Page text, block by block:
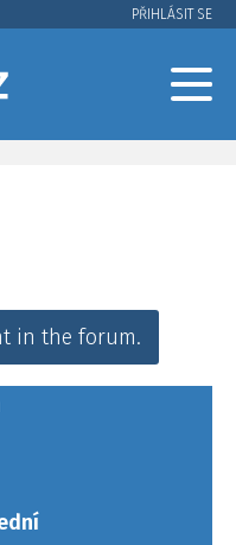
account
menu
PŘIHLÁSIT SE
in the forum.